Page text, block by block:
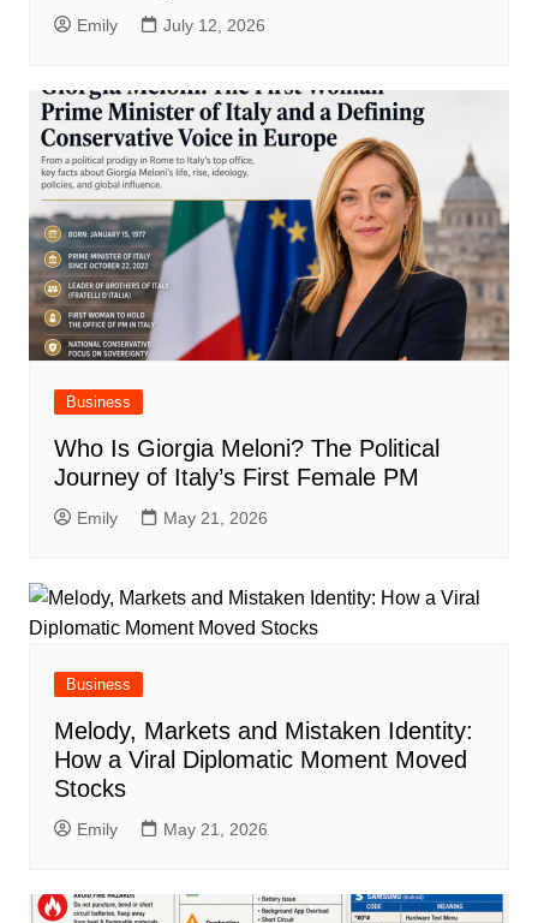
Emily July 12, 2026
Business
Who Is Giorgia Meloni? The Political
Journey of Italy’s First Female PM
Emily May 21, 2026
Business
Melody, Markets and Mistaken Identity:
How a Viral Diplomatic Moment Moved
Stocks
Emily May 21, 2026